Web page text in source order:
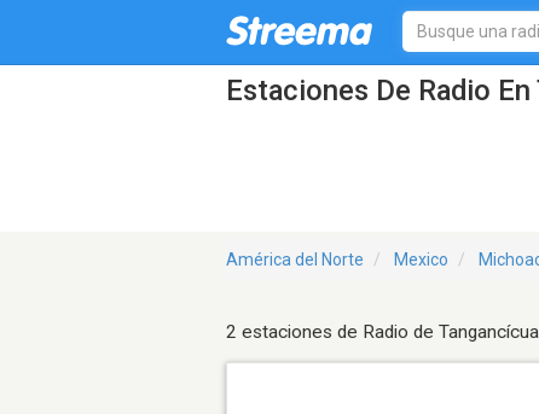
Estaciones De Radio
América del Norte Mexico
2 estaciones de Radio de